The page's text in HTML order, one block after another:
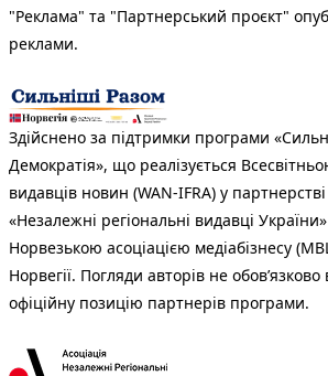
"Реклама" та "Партнерський проєкт"
реклами.
Здійснено за підтримки програми
Демократія», що реалізується
видавців новин (WAN-IFRA) у
«Незалежні регіональні видавці
Норвезькою асоціацією медіабізнесу
Норвегії. Погляди авторів не
офіційну позицію партнерів програми.